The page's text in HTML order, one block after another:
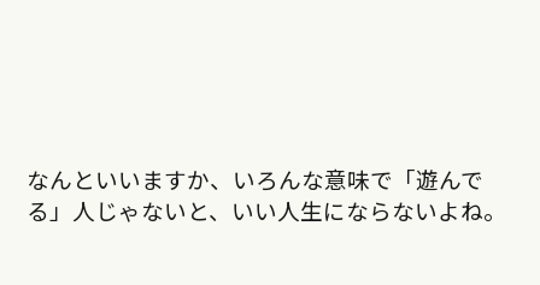
なんといいますか、いろんな意味で「遊んで
る」人じゃないと、いい人生にならないよね。